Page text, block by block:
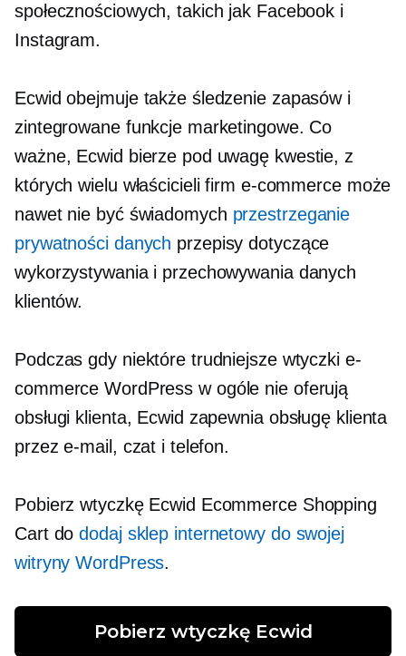
społecznościowych, takich jak Facebook i
Instagram.
Ecwid obejmuje także śledzenie zapasów i
zintegrowane funkcje marketingowe. Co
ważne, Ecwid bierze pod uwagę kwestie, z
których wielu właścicieli firm e-commerce może
nawet nie być świadomych przestrzeganie
prywatności danych przepisy dotyczące
wykorzystywania i przechowywania danych
klientów.
Podczas gdy niektóre trudniejsze wtyczki e-
commerce WordPress w ogóle nie oferują
obsługi klienta, Ecwid zapewnia obsługę klienta
przez e-mail, czat i telefon.
Pobierz wtyczkę Ecwid Ecommerce Shopping
Cart dododaj sklep internetowy do swojej
witryny WordPress.
Pobierz wtyczkę Ecwid